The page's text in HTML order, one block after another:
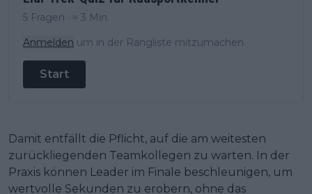
5 Fragen · ≈ 3 Min.
Anmelden um in der Rangliste mitzumachen.
Start
Damit entfällt die Pflicht, auf die am weitesten
zurückliegenden Teamkollegen zu warten. In der
Praxis können Leader im Finale beschleunigen, um
wertvolle Sekunden zu erobern, ohne das